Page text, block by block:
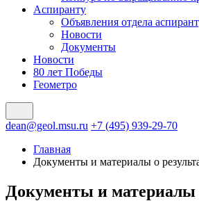
Аспиранту
Объявления отдела
Новости
Документы
Новости
80 лет Победы
Геометро
dean@geol.msu.ru +7 (495) 939-29-70
Главная
Документы и материалы о
Документы и материалы